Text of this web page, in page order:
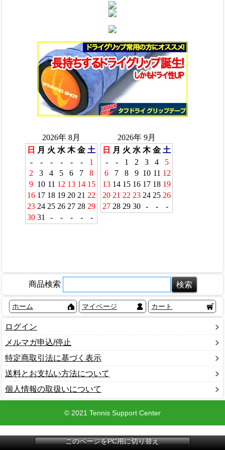
商品検索
ホーム マイページ カート
ログイン
メルマガ申込/停止
特定商取引法に基づく表示
送料とお支払い方法について
個人情報の取扱いについて
© 2021 Tennis Support Center
このページをPC用に切り替え